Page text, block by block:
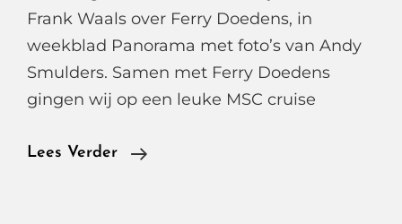
Frank Waals over Ferry Doedens, in
weekblad Panorama met foto’s van Andy
Smulders. Samen met Ferry Doedens
gingen wij op een leuke MSC cruise
Lees Verder
Ferry